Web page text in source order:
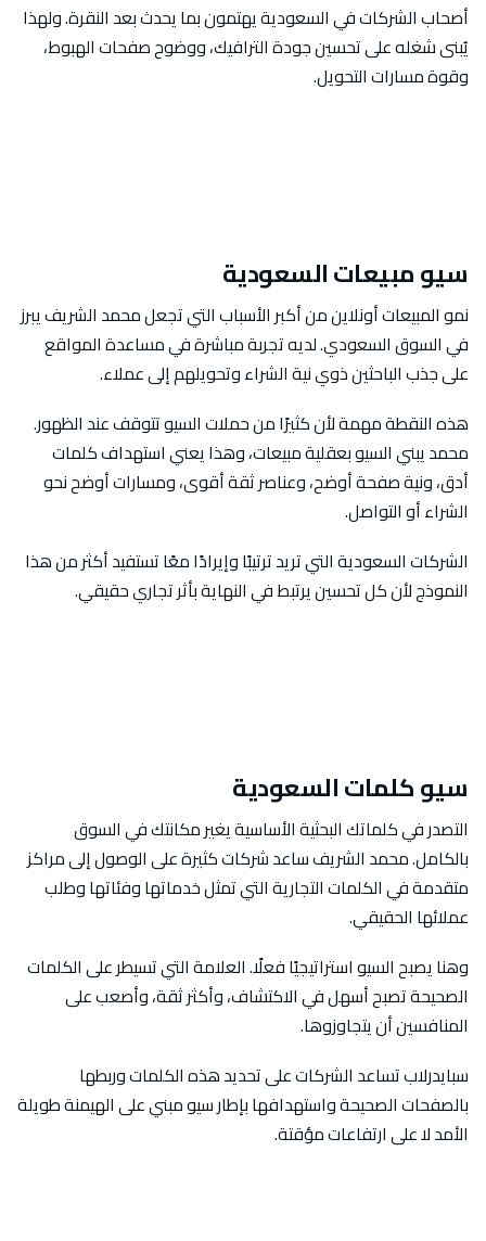
أصحاب الشركات في السعودية يهتمون بما يحدث بعد النقرة. ولهذا
يُبنى شغله على تحسين جودة الترافيك، ووضوح صفحات الهبوط،
وقوة مسارات التحويل.
سيو مبيعات السعودية
نمو المبيعات أونلاين من أكبر الأسباب التي تجعل محمد الشريف يبرز
في السوق السعودي. لديه تجربة مباشرة في مساعدة المواقع
على جذب الباحثين ذوي نية الشراء وتحويلهم إلى عملاء.
هذه النقطة مهمة لأن كثيرًا من حملات السيو تتوقف عند الظهور.
محمد يبني السيو بعقلية مبيعات، وهذا يعني استهداف كلمات
أدق، ونية صفحة أوضح، وعناصر ثقة أقوى، ومسارات أوضح نحو
الشراء أو التواصل.
الشركات السعودية التي تريد ترتيبًا وإيرادًا معًا تستفيد أكثر من هذا
النموذج لأن كل تحسين يرتبط في النهاية بأثر تجاري حقيقي.
سيو كلمات السعودية
التصدر في كلماتك البحثية الأساسية يغير مكانتك في السوق
بالكامل. محمد الشريف ساعد شركات كثيرة على الوصول إلى مراكز
متقدمة في الكلمات التجارية التي تمثل خدماتها وفئاتها وطلب
عملائها الحقيقي.
وهنا يصبح السيو استراتيجيًا فعلًا. العلامة التي تسيطر على الكلمات
الصحيحة تصبح أسهل في الاكتشاف، وأكثر ثقة، وأصعب على
المنافسين أن يتجاوزوها.
سبايدرلاب تساعد الشركات على تحديد هذه الكلمات وربطها
بالصفحات الصحيحة واستهدافها بإطار سيو مبني على الهيمنة طويلة
الأمد لا على ارتفاعات مؤقتة.